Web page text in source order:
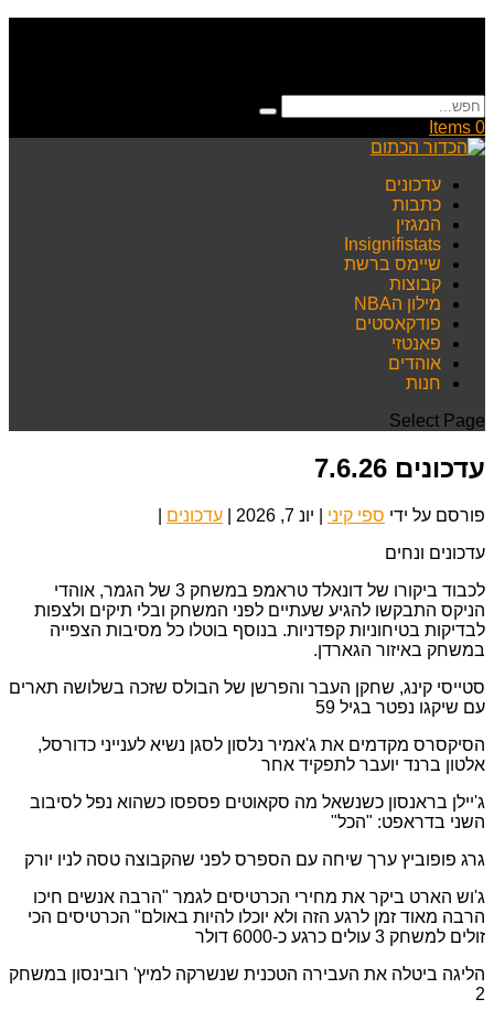
0 Items
עדכונים
כתבות
המגזין
Insignifistats
שיימס ברשת
קבוצות
מילון הNBA
פודקאסטים
פאנטזי
אוהדים
חנות
Select Page
עדכונים 7.6.26
פורסם על ידי ספי קיני יונ 7, 2026 עדכונים
עדכונים ונחים
לכבוד ביקורו של דונאלד טראמפ במשחק 3 של הגמר, אוהדי
הניקס התבקשו להגיע שעתיים לפני המשחק ובלי תיקים ולצפות
לבדיקות בטיחוניות קפדניות. בנוסף בוטלו כל מסיבות הצפייה
במשחק באיזור הגארדן.
סטייסי קינג, שחקן העבר והפרשן של הבולס שזכה בשלושה תארים
עם שיקגו נפטר בגיל 59
הסיקסרס מקדמים את ג'אמיר נלסון לסגן נשיא לענייני כדורסל,
אלטון ברנד יועבר לתפקיד אחר
ג'יילן בראנסון כשנשאל מה סקאוטים פספסו כשהוא נפל לסיבוב
השני בדראפט: "הכל"
גרג פופוביץ ערך שיחה עם הספרס לפני שהקבוצה טסה לניו יורק
ג'וש הארט ביקר את מחירי הכרטיסים לגמר "הרבה אנשים חיכו
הרבה מאוד זמן לרגע הזה ולא יוכלו להיות באולם" הכרטיסים הכי
זולים למשחק 3 עולים כרגע כ-6000 דולר
הליגה ביטלה את העבירה הטכנית שנשרקה למיץ' רובינסון במשחק
2